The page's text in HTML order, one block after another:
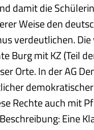
damit die
Weise den
verdeutlichen.
Burg mit KZ (Teil
Orte. In der AG
Rechte auch mit
Eine